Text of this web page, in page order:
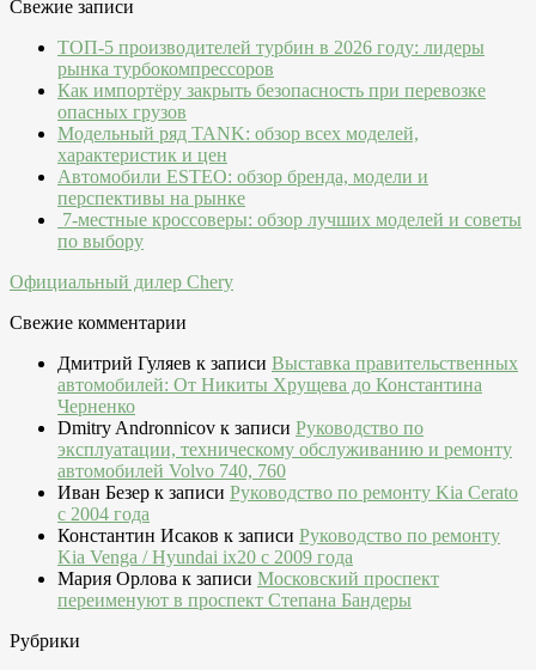
Свежие записи
ТОП-5 производителей турбин в 2026 году: лидеры
рынка турбокомпрессоров
Как импортёру закрыть безопасность при перевозке
опасных грузов
Модельный ряд TANK: обзор всех моделей,
характеристик и цен
Автомобили ESTEO: обзор бренда, модели и
перспективы на рынке
7-местные кроссоверы: обзор лучших моделей и советы
по выбору
Официальный дилер Chery
Свежие комментарии
Дмитрий Гуляев к записи Выставка правительственных
автомобилей: От Никиты Хрущева до Константина
Черненко
Dmitry Andronnicov к записи Руководство по
эксплуатации, техническому обслуживанию и ремонту
автомобилей Volvo 740, 760
Иван Безер к записи Руководство по ремонту Kia Cerato
c 2004 года
Константин Исаков к записи Руководство по ремонту
Kia Venga / Hyundai ix20 c 2009 года
Мария Орлова к записи Московский проспект
переименуют в проспект Степана Бандеры
Рубрики